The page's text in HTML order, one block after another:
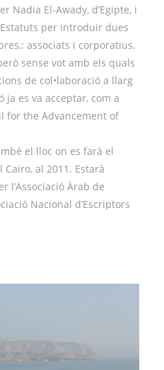
Nadia El-Awady, d’Egipte, i
per introduir dues
associats i corporatius.
sense vot amb els quals
de col•laboració a llarg
es va acceptar, com a
for the Advancement of
el lloc on es farà el
al 2011. Estarà
l’Associació Àrab de
Nacional d’Escriptors